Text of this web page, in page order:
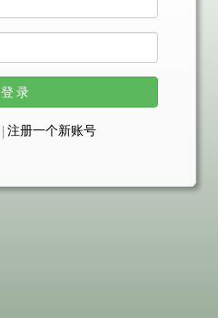
登 录
| 注册一个新账号